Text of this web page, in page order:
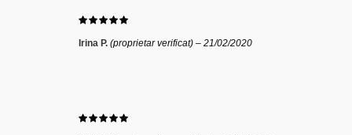
Irina P. (proprietar verificat) – 21/02/2020